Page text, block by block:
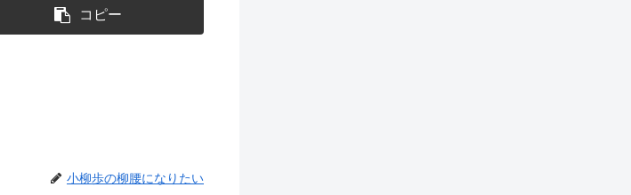
コピー
小柳歩の柳腰になりたい